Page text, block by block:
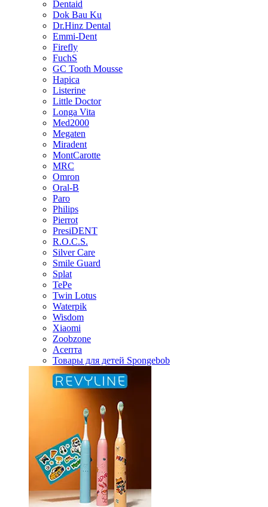
Dentaid
Dok Bau Ku
Dr.Hinz Dental
Emmi-Dent
Firefly
FuchS
GC Tooth Mousse
Hapica
Listerine
Little Doctor
Longa Vita
Med2000
Megaten
Miradent
MontCarotte
MRC
Omron
Oral-B
Paro
Philips
Pierrot
PresiDENT
R.O.C.S.
Silver Care
Smile Guard
Splat
TePe
Twin Lotus
Waterpik
Wisdom
Xiaomi
Zoobzone
Асепта
Товары для детей Spongebob